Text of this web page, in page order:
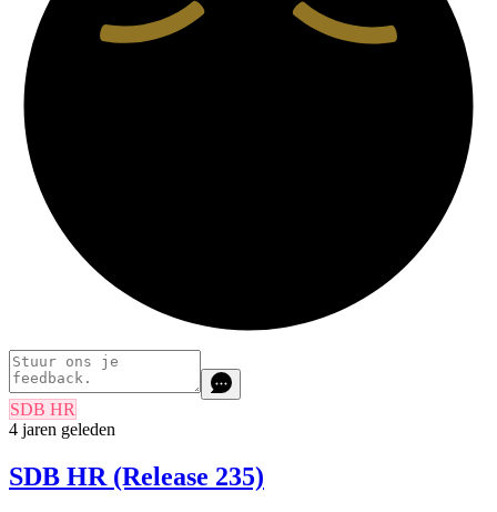
SDB HR
4 jaren geleden
SDB HR (Release 235)